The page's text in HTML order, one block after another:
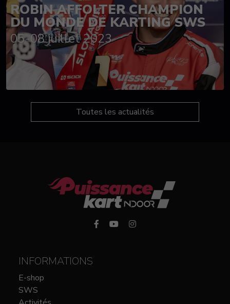
ROBIN AFFOLTER CHAMPION
DU MONDE DE KARTING SWS
05-08 juillet 2023
Toutes les actualités
INFORMATIONS
E-shop
SWS